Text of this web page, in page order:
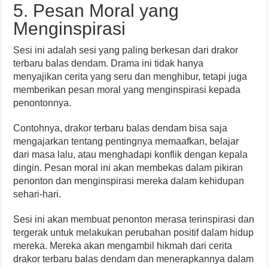
5. Pesan Moral yang
Menginspirasi
Sesi ini adalah sesi yang paling berkesan dari drakor
terbaru balas dendam. Drama ini tidak hanya
menyajikan cerita yang seru dan menghibur, tetapi juga
memberikan pesan moral yang menginspirasi kepada
penontonnya.
Contohnya, drakor terbaru balas dendam bisa saja
mengajarkan tentang pentingnya memaafkan, belajar
dari masa lalu, atau menghadapi konflik dengan kepala
dingin. Pesan moral ini akan membekas dalam pikiran
penonton dan menginspirasi mereka dalam kehidupan
sehari-hari.
Sesi ini akan membuat penonton merasa terinspirasi dan
tergerak untuk melakukan perubahan positif dalam hidup
mereka. Mereka akan mengambil hikmah dari cerita
drakor terbaru balas dendam dan menerapkannya dalam